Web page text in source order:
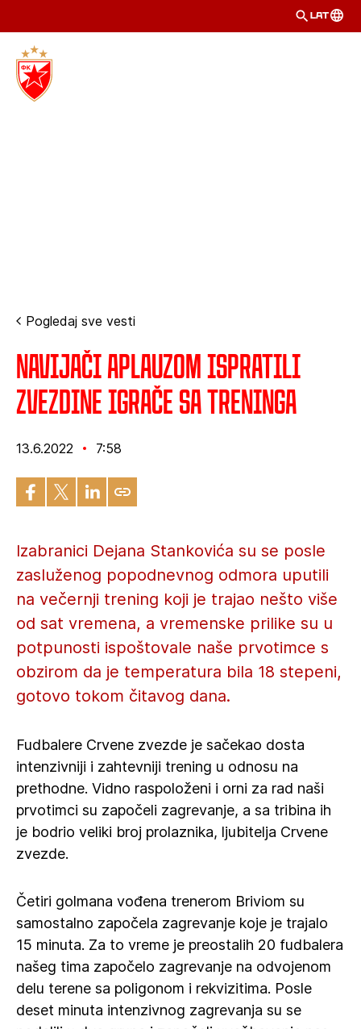
LAT
Pogledaj sve vesti
Navijači aplauzom ispratili
Zvezdine igrače sa treninga
13.6.2022 7:58
Izabranici Dejana Stankovića su se posle
zasluženog popodnevnog odmora uputili
na večernji trening koji je trajao nešto više
od sat vremena, a vremenske prilike su u
potpunosti ispoštovale naše prvotimce s
obzirom da je temperatura bila 18 stepeni,
gotovo tokom čitavog dana.
Fudbalere Crvene zvezde je sačekao dosta
intenzivniji i zahtevniji trening u odnosu na
prethodne. Vidno raspoloženi i orni za rad naši
prvotimci su započeli zagrevanje, a sa tribina ih
je bodrio veliki broj prolaznika, ljubitelja Crvene
zvezde.
Četiri golmana vođena trenerom Briviom su
samostalno započela zagrevanje koje je trajalo
15 minuta. Za to vreme je preostalih 20 fudbalera
našeg tima započelo zagrevanje na odvojenom
delu terene sa poligonom i rekvizitima. Posle
deset minuta intenzivnog zagrevanja su se